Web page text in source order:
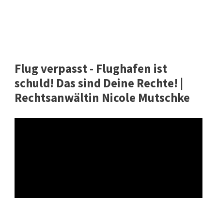
Flug verpasst - Flughafen ist
schuld! Das sind Deine Rechte! |
Rechtsanwältin Nicole Mutschke